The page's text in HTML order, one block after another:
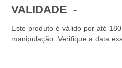
VALIDADE -
Este produto é válido por até
manipulação. Verifique a data